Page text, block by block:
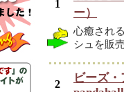
1
ー）
心癒され
シュを販
2
ビーズ